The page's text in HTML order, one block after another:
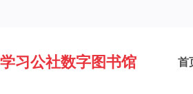
学习公社数字图书馆 首